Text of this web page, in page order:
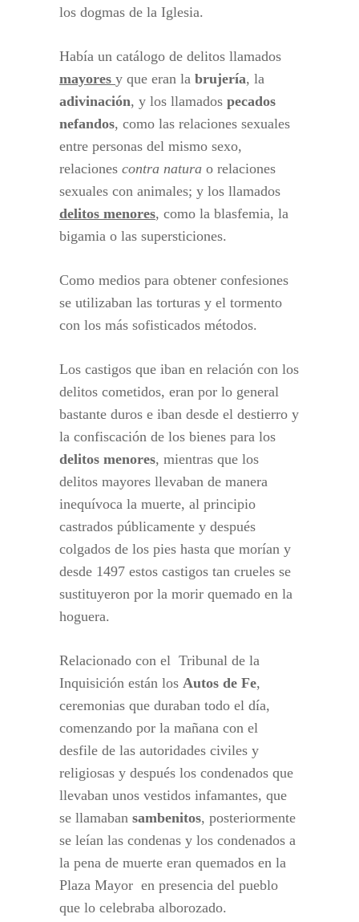
los dogmas de la Iglesia.
Había un catálogo de delitos llamados
mayores y que eran la brujería, la
adivinación, y los llamados pecados
nefandos, como las relaciones sexuales
entre personas del mismo sexo,
relaciones contra natura o relaciones
sexuales con animales; y los llamados
delitos menores, como la blasfemia, la
bigamia o las supersticiones.
Como medios para obtener confesiones
se utilizaban las torturas y el tormento
con los más sofisticados métodos.
Los castigos que iban en relación con los
delitos cometidos, eran por lo general
bastante duros e iban desde el destierro y
la confiscación de los bienes para los
delitos menores, mientras que los
delitos mayores llevaban de manera
inequívoca la muerte, al principio
castrados públicamente y después
colgados de los pies hasta que morían y
desde 1497 estos castigos tan crueles se
sustituyeron por la morir quemado en la
hoguera.
Relacionado con el Tribunal de la
Inquisición están los Autos de Fe,
ceremonias que duraban todo el día,
comenzando por la mañana con el
desfile de las autoridades civiles y
religiosas y después los condenados que
llevaban unos vestidos infamantes, que
se llamaban sambenitos, posteriormente
se leían las condenas y los condenados a
la pena de muerte eran quemados en la
Plaza Mayor en presencia del pueblo
que lo celebraba alborozado.